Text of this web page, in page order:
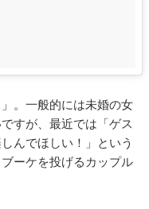
。一般的には未婚の女
すが、最近では「ゲス
んでほしい！」という
ーケを投げるカップル